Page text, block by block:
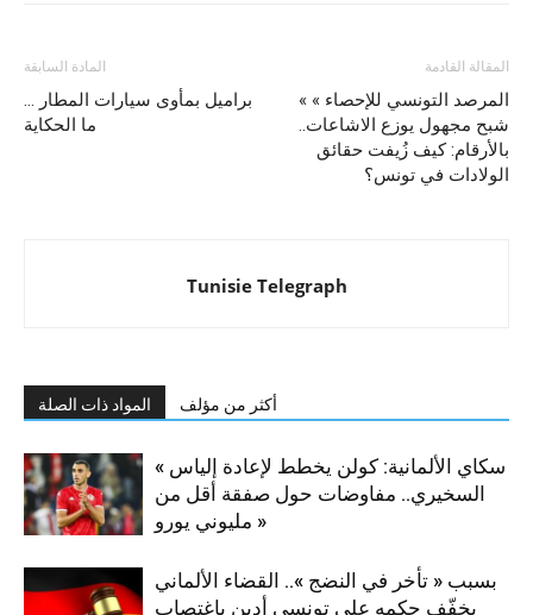
المادة السابقة
براميل بمأوى سيارات المطار …
ما الحكاية
المقالة القادمة
« المرصد التونسي للإحصاء »
شبح مجهول يوزع الاشاعات..
بالأرقام: كيف زُيفت حقائق
الولادات في تونس؟
Tunisie Telegraph
المواد ذات الصلة أكثر من مؤلف
« سكاي الألمانية: كولن يخطط لإعادة إلياس
السخيري.. مفاوضات حول صفقة أقل من
مليوني يورو »
بسبب « تأخر في النضج ».. القضاء الألماني
يخفّف حكمه على تونسي أدين باغتصاب